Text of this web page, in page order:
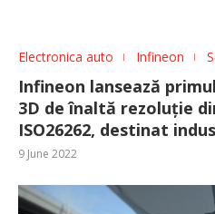
Electronica auto Infineon
Infineon lansează
3D de înaltă rezoluție
ISO26262, destinat
9 June 2022